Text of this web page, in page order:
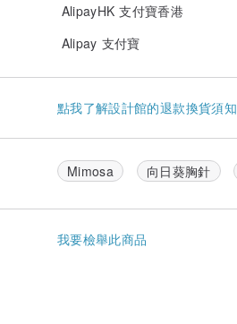
AlipayHK 支付寶香港
Alipay 支付寶
點我了解設計館的退款換貨須知
Mimosa 向日葵胸針
我要檢舉此商品